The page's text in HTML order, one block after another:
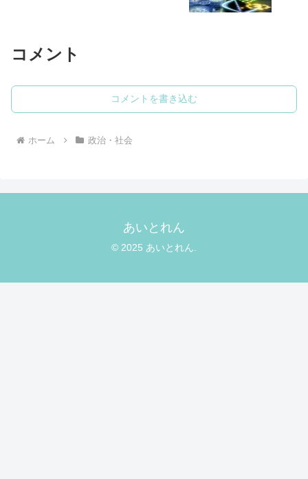
コメント
コメントを書き込む
ホーム 政治・社会
あいとれん
© 2025 あいとれん.